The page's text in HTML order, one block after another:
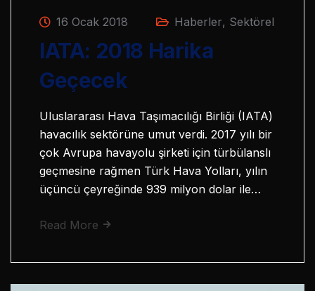
16 Ocak 2018 Haberler, Sektörel
IATA: 2018 Harika
Geçecek
Uluslararası Hava Taşımacılığı Birliği (IATA)
havacılık sektörüne umut verdi. 2017 yılı bir
çok Avrupa havayolu şirketi için türbülanslı
geçmesine rağmen Türk Hava Yolları, yılın
üçüncü çeyreğinde 939 milyon dolar ile…
Read More